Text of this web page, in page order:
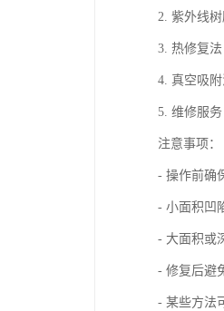
2. 紫外线
3. 热修复
4. 真空吸
5. 维修服
注意事项：
- 操作前确
- 小面积凹
- 大面积或
- 修复后避
- 某些方法